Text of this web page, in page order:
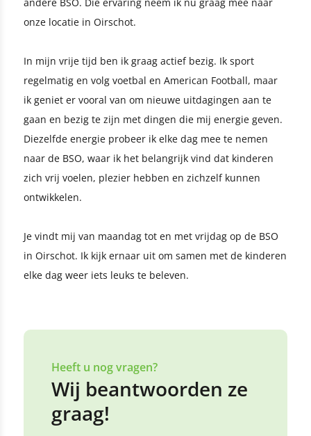
onze locatie in Oirschot.
In mijn vrije tijd ben ik graag actief bezig. Ik sport
regelmatig en volg voetbal en American Football, maar
ik geniet er vooral van om nieuwe uitdagingen aan te
gaan en bezig te zijn met dingen die mij energie geven.
Diezelfde energie probeer ik elke dag mee te nemen
naar de BSO, waar ik het belangrijk vind dat kinderen
zich vrij voelen, plezier hebben en zichzelf kunnen
ontwikkelen.
Je vindt mij van maandag tot en met vrijdag op de BSO
in Oirschot. Ik kijk ernaar uit om samen met de kinderen
elke dag weer iets leuks te beleven.
Heeft u nog vragen?
Wij beantwoorden ze
graag!